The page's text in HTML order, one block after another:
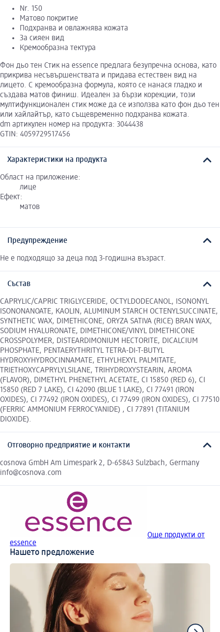
Nr. 150
Матово покритие
Подхранва и овлажнява кожата
За сияен вид
Кремообразна тектура
Фон дьо тен Стик на essence предлага безупречна основа, като
прикрива несъвършенствата и придава естествен вид на
лицето. С кремообразна формула, която се нанася гладко и
създава матов финиш. Идеален за бързи корекции, този
мултифункционален стик може да се използва като фон дьо тен
или хайлайтър, като същевременно подхранва кожата.
dm артикулен номер на продукта: 3044438
GTIN: 4059729517456
Характеристики на продукта
Област на приложение:
лице
Ефект:
матов
Предупреждение
Не е подходящо за деца под 3-годишна възраст.
Състав
CAPRYLIC/CAPRIC TRIGLYCERIDE, OCTYLDODECANOL, ISONONYL
ISONONANOATE, KAOLIN, ALUMINUM STARCH OCTENYLSUCCINATE,
SYNTHETIC WAX, DIMETHICONE, ORYZA SATIVA (RICE) BRAN WAX,
SODIUM HYALURONATE, DIMETHICONE/VINYL DIMETHICONE
CROSSPOLYMER, DISTEARDIMONIUM HECTORITE, DICALCIUM
PHOSPHATE, PENTAERYTHRITYL TETRA-DI-T-BUTYL
HYDROXYHYDROCINNAMATE, ETHYLHEXYL PALMITATE,
TRIETHOXYCAPRYLYLSILANE, TRIHYDROXYSTEARIN, AROMA
(FLAVOR), DIMETHYL PHENETHYL ACETATE, CI 15850 (RED 6), CI
15850 (RED 7 LAKE), CI 42090 (BLUE 1 LAKE), CI 77491 (IRON
OXIDES), CI 77492 (IRON OXIDES), CI 77499 (IRON OXIDES), CI 77510
(FERRIC AMMONIUM FERROCYANIDE) , CI 77891 (TITANIUM
DIOXIDE).
Отговорно предприятие и контакти
cosnova GmbH Am Limespark 2, D-65843 Sulzbach, Germany
info@cosnova.com
Още продукти от
essence
Нашето предложение